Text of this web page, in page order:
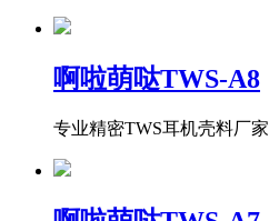
啊啦萌哒TWS-A8
专业精密TWS耳机壳料厂家